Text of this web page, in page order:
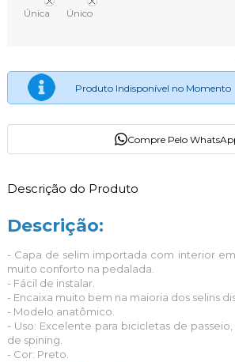
Única Único
Produto Indisponível no Momento
Compre Pelo
Descrição do Produto
Descrição:
- Capa de selim importada com interior
muito conforto na pedalada.
- Fácil de instalar.
- Encaixa muito bem na maioria dos selins
- Modelo anatômico.
- Uso: Excelente para bicicletas de
de spining.
- Cor: Preto.